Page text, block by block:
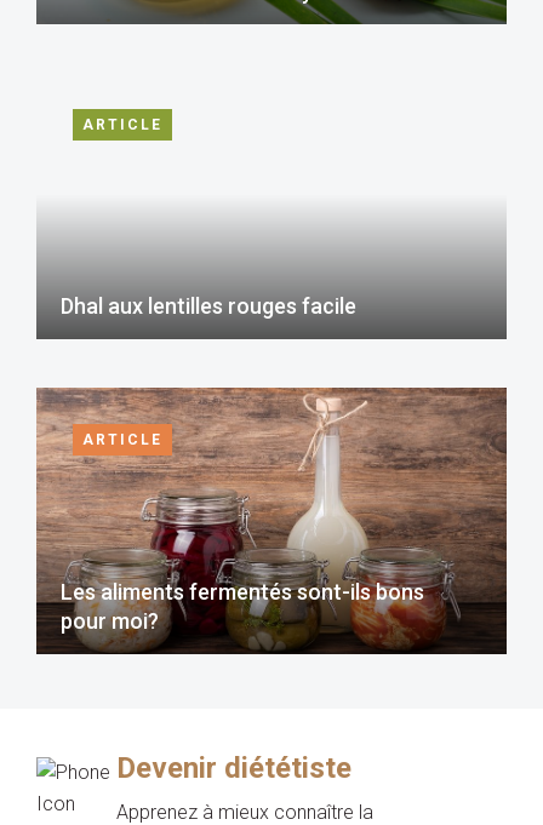
ARTICLE
Dhal aux lentilles rouges facile
ARTICLE
Les aliments fermentés sont-ils bons
pour moi?
Devenir diététiste
Apprenez à mieux connaître la